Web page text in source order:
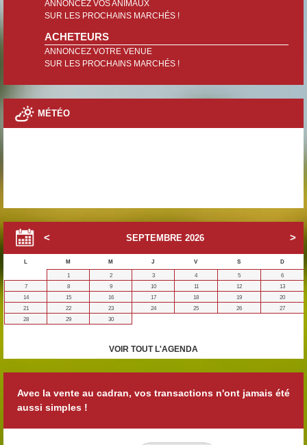
ANNONCEZ VOS ANIMAUX
SUR LES PROCHAINS MARCHÉS !
ACHETEURS
ANNONCEZ VOTRE VENUE
SUR LES PROCHAINS MARCHÉS !
MÉTÉO
SEPTEMBRE 2026
L M M J V S
D
1
2 3 4 5
6
7
8 9 10 11 12
13
14
15 16 17 18 19
20
21
22 23 24 25 26
27
28
29 30
VOIR TOUT L'AGENDA
Avec la vente au cadran, vos transactions n'ont jamais été
aussi simples !